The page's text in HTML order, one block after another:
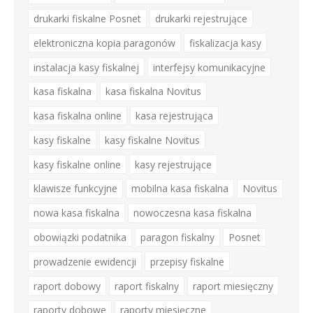
drukarki fiskalne Posnet
drukarki rejestrujące
elektroniczna kopia paragonów
fiskalizacja kasy
instalacja kasy fiskalnej
interfejsy komunikacyjne
kasa fiskalna
kasa fiskalna Novitus
kasa fiskalna online
kasa rejestrująca
kasy fiskalne
kasy fiskalne Novitus
kasy fiskalne online
kasy rejestrujące
klawisze funkcyjne
mobilna kasa fiskalna
Novitus
nowa kasa fiskalna
nowoczesna kasa fiskalna
obowiązki podatnika
paragon fiskalny
Posnet
prowadzenie ewidencji
przepisy fiskalne
raport dobowy
raport fiskalny
raport miesięczny
raporty dobowe
raporty miesięczne